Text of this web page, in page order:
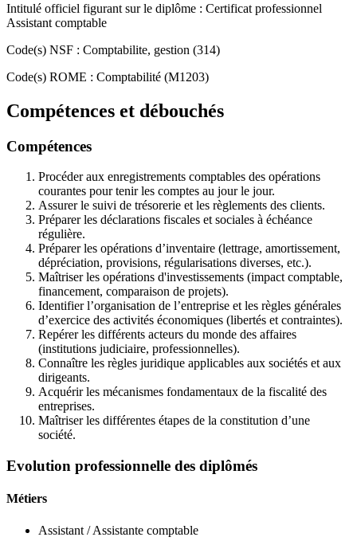
Intitulé officiel figurant sur le diplôme : Certificat professionnel
Assistant comptable
Code(s) NSF : Comptabilite, gestion (314)
Code(s) ROME : Comptabilité (M1203)
Compétences et débouchés
Compétences
Procéder aux enregistrements comptables des opérations
courantes pour tenir les comptes au jour le jour.
Assurer le suivi de trésorerie et les règlements des clients.
Préparer les déclarations fiscales et sociales à échéance
régulière.
Préparer les opérations d’inventaire (lettrage, amortissement,
dépréciation, provisions, régularisations diverses, etc.).
Maîtriser les opérations d'investissements (impact comptable,
financement, comparaison de projets).
Identifier l’organisation de l’entreprise et les règles générales
d’exercice des activités économiques (libertés et contraintes).
Repérer les différents acteurs du monde des affaires
(institutions judiciaire, professionnelles).
Connaître les règles juridique applicables aux sociétés et aux
dirigeants.
Acquérir les mécanismes fondamentaux de la fiscalité des
entreprises.
Maîtriser les différentes étapes de la constitution d’une
société.
Evolution professionnelle des diplômés
Métiers
Assistant / Assistante comptable